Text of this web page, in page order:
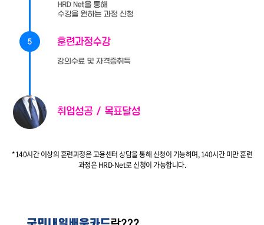
*140시간 이상의 훈련과정은 고용센터 상담을 통해 신청이 가능하며, 140시간 미만 훈련
과정은 HRD-Net로 신청이 가능합니다.